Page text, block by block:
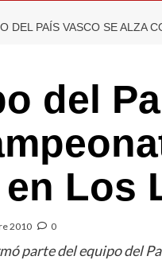
DEL PAÍS VASCO SE ALZA
del
Los
2010 0
parte del equipo del